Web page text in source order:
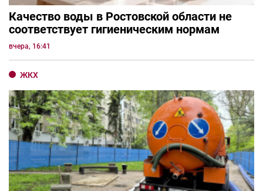
Качество воды в Ростовской области не
соответствует гигиеническим нормам
вчера, 16:41
ЖКХ